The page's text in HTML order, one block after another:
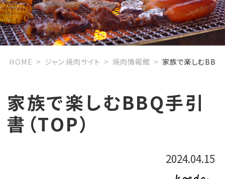
HOME ジャン 焼肉サイト 焼肉情報館 家族で楽しむBBQ
家族で楽しむBBQ手引
書（TOP）
2024.04.15